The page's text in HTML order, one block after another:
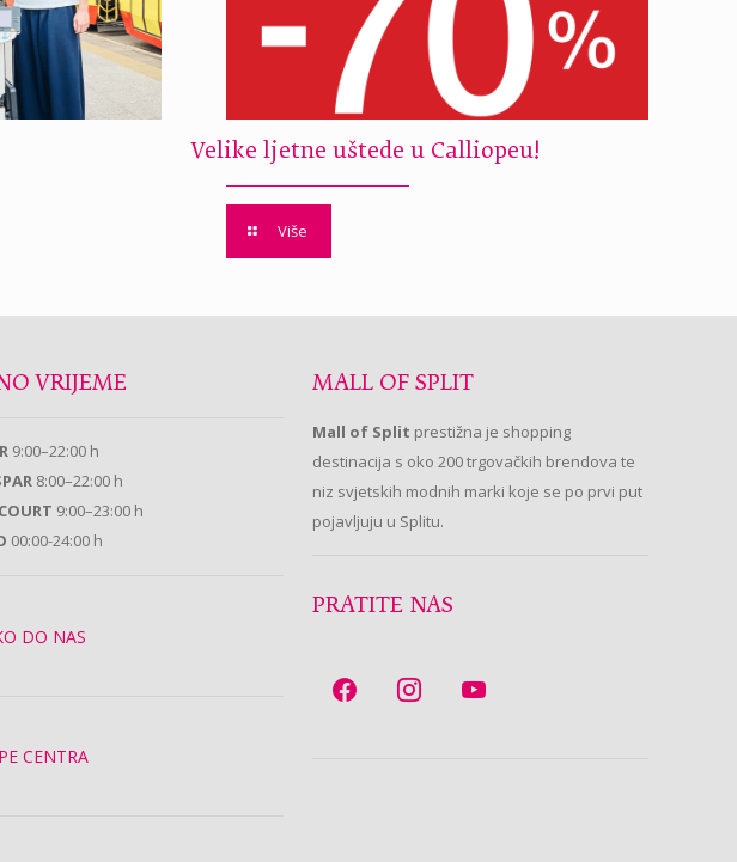
Velike ljetne uštede u Calliopeu!
Više
VRIJEME
9:00–22:00 h
8:00–22:00 h
9:00–23:00 h
00:00-24:00 h
DO NAS
CENTRA
MALL OF SPLIT
Mall of Split prestižna je shopping
destinacija s oko 200 trgovačkih brendova te
niz svjetskih modnih marki koje se po prvi put
pojavljuju u Splitu.
PRATITE NAS